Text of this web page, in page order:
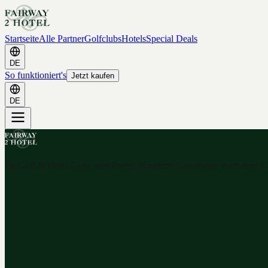
StartseiteAlle PartnerGolfclubsHotelsSpecial Deals
DE
So funktioniert's Jetzt kaufen
DE